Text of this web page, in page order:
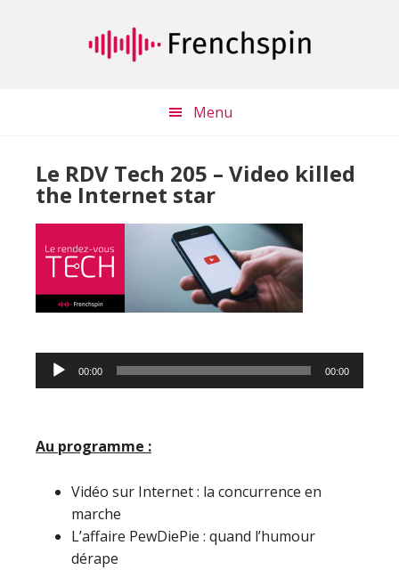
Menu
Le RDV Tech 205 – Video killed
the Internet star
Lecteur
audio
00:00 00:00
Au programme :
Vidéo sur Internet : la concurrence en
marche
L’affaire PewDiePie : quand l’humour
dérape